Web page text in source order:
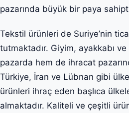
pazarında büyük bir paya
Tekstil ürünleri de Suriye’nin
tutmaktadır. Giyim, ayakkabı
pazarda hem de ihracat
Türkiye, İran ve Lübnan gibi
ürünleri ihraç eden başlıca
almaktadır. Kaliteli ve çeşitli